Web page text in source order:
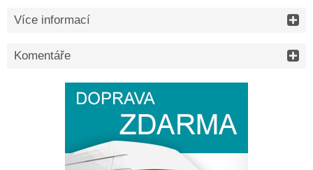
Více informací
Komentáře